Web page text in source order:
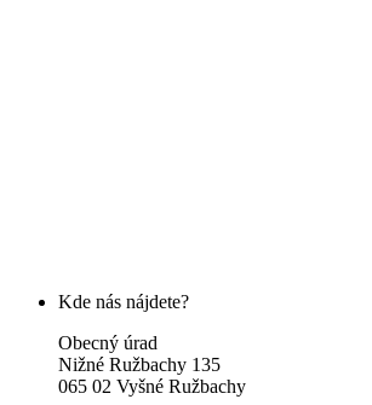
Kde nás nájdete?
Obecný úrad
Nižné Ružbachy 135
065 02 Vyšné Ružbachy